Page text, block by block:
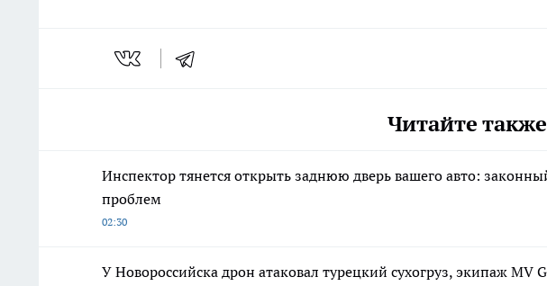
Читайте
Инспектор тянется открыть заднюю дверь вашего авто:
проблем
02:30
У Новороссийска дрон атаковал турецкий сухогруз, экипаж MV